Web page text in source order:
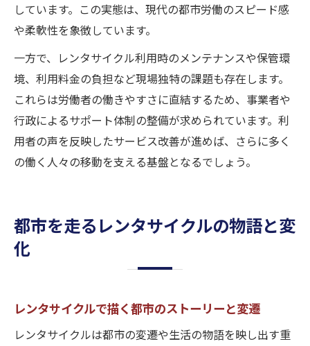
しています。この実態は、現代の都市労働のスピード感
や柔軟性を象徴しています。
一方で、レンタサイクル利用時のメンテナンスや保管環
境、利用料金の負担など現場独特の課題も存在します。
これらは労働者の働きやすさに直結するため、事業者や
行政によるサポート体制の整備が求められています。利
用者の声を反映したサービス改善が進めば、さらに多く
の働く人々の移動を支える基盤となるでしょう。
都市を走るレンタサイクルの物語と変
化
レンタサイクルで描く都市のストーリーと変遷
レンタサイクルは都市の変遷や生活の物語を映し出す重